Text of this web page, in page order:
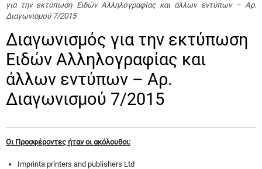
για την εκτύπωση Ειδών Αλληλογραφίας και άλλων εντύπων – Αρ.
Διαγωνισμού 7/2015
Διαγωνισμός για την εκτύπωση
Ειδών Αλληλογραφίας και
άλλων εντύπων – Αρ.
Διαγωνισμού 7/2015
Οι Προσφέροντες ήταν οι ακόλουθοι:
Imprinta printers and publishers Ltd